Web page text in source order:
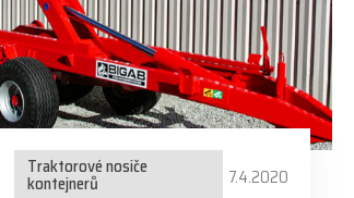
Traktorové nosiče
kontejnerů 7.4.2020